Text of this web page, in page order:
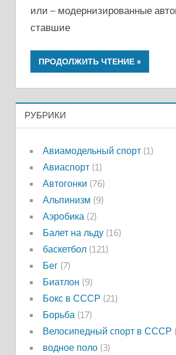
или – модернизированные
ставшие
ПРОДОЛЖИТЬ ЧТЕНИЕ
РУБРИКИ
Авиамодельный спорт(1)
Авиаспорт(1)
Автогонки (76)
Альпинизм (9)
Аэробика(2)
Балет на льду(16)
баскетбол(121)
Бег(7)
Биатлон (9)
Бокс в СССР (21)
Борьба(17)
Велосипедный спорт в СССР
водное поло(3)